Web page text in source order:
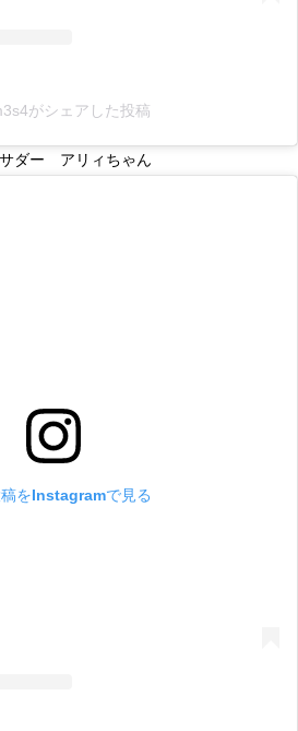
がシェアした投稿
ダー アリィちゃん
稿をInstagramで見る